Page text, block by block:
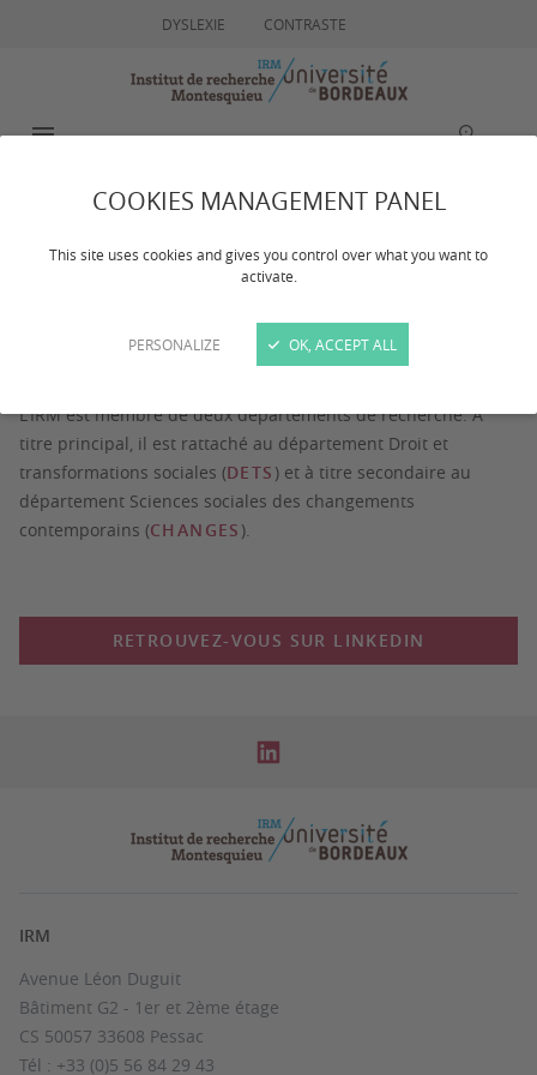
COOKIES MANAGEMENT PANEL
This site uses cookies and gives you control over what you want to
activate.
PERSONALIZE OK, ACCEPT ALL
DYSLEXIE CONTRASTE
L'institut
Dernière mise à jour :le 29/04/2026
L'IRM est membre de deux départements de recherche. A
titre principal, il est rattaché au département Droit et
transformations sociales (DETS ) et à titre secondaire au
département Sciences sociales des changements
contemporains (CHANGES ).
RETROUVEZ-VOUS SUR LINKEDIN
IRM
Avenue Léon Duguit
Bâtiment G2 - 1er et 2ème étage
CS 50057 33608 Pessac
Tél : +33 (0)5 56 84 29 43